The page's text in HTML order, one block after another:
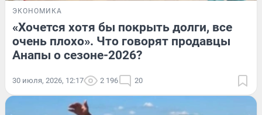
ЭКОНОМИКА
«Хочется хотя бы покрыть долги, все
очень плохо». Что говорят продавцы
Анапы о сезоне-2026?
30 июля, 2026, 12:17 2 196 20